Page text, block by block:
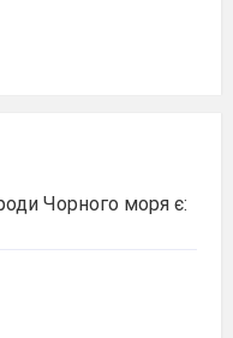
Чорного моря є: